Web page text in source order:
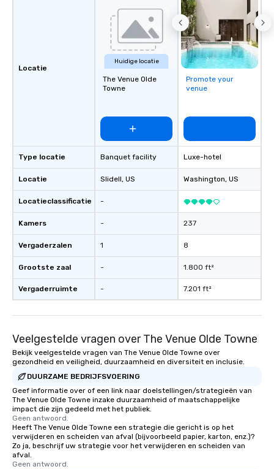
across destinations like New York City,
Miami, Los Angeles, San Francisco,
Las Vegas, Chicago, Nashville, and
New Orleans, we combine creativity,
local expertise, and trusted on-the-
ground support to bring each event to
Locatie
Type locatie
Locatie
Locatieclassificatie
Kamers
Vergaderzalen
Grootste zaal
Vergaderruimte
Huidige locatie
The Venue Olde
Towne
Banquet facility
Slidell, US
-
-
1
-
-
Promote your
venue
Luxe-hotel
Washington, US
237
8
1.800 ft²
7.201 ft²
Veelgestelde vragen over The Venue Olde Towne
Bekijk veelgestelde vragen van The Venue Olde Towne over
gezondheid en veiligheid, duurzaamheid en diversiteit en inclusie.
DUURZAME BEDRIJFSVOERING
Geef informatie over of een link naar doelstellingen/strategieën van
The Venue Olde Towne inzake duurzaamheid of maatschappelijke
impact die zijn gedeeld met het publiek.
Geen antwoord.
Heeft The Venue Olde Towne een strategie die gericht is op het
verwijderen en scheiden van afval (bijvoorbeeld papier, karton, enz.)?
Zo ja, beschrijf uw strategie voor het verwijderen en scheiden van
afval.
Geen antwoord.